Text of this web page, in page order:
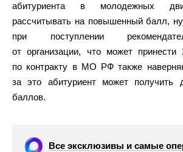
абитуриента в молодежных
рассчитывать на повышенный балл,
при поступлении
от организации, что может
по контракту в МО РФ также
за это абитуриент может получить
баллов.
Все эксклюзивы и самые